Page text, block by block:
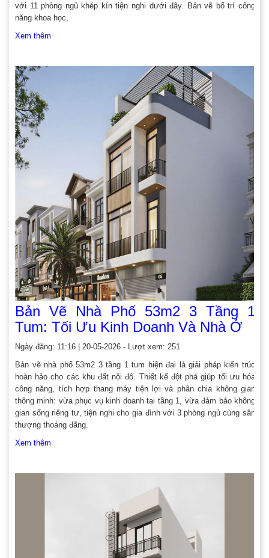
với 11 phòng ngủ khép kín tiện nghi dưới đây. Bản vẽ bố trí công
năng khoa học,
Xem thêm
Bản Vẽ Nhà Phố 53m2 3 Tầng 1
Tum: Tối Ưu Kinh Doanh Và Nhà Ở
Ngày đăng: 11:16 | 20-05-2026 - Lượt xem: 251
Bản vẽ nhà phố 53m2 3 tầng 1 tum hiện đại là giải pháp kiến trúc
hoàn hảo cho các khu đất nội đô. Thiết kế đột phá giúp tối ưu hóa
công năng, tích hợp thang máy tiện lợi và phân chia không gian
thông minh: vừa phục vụ kinh doanh tại tầng 1, vừa đảm bảo không
gian sống riêng tư, tiện nghi cho gia đình với 3 phòng ngủ cùng sân
thượng thoáng đãng.
Xem thêm